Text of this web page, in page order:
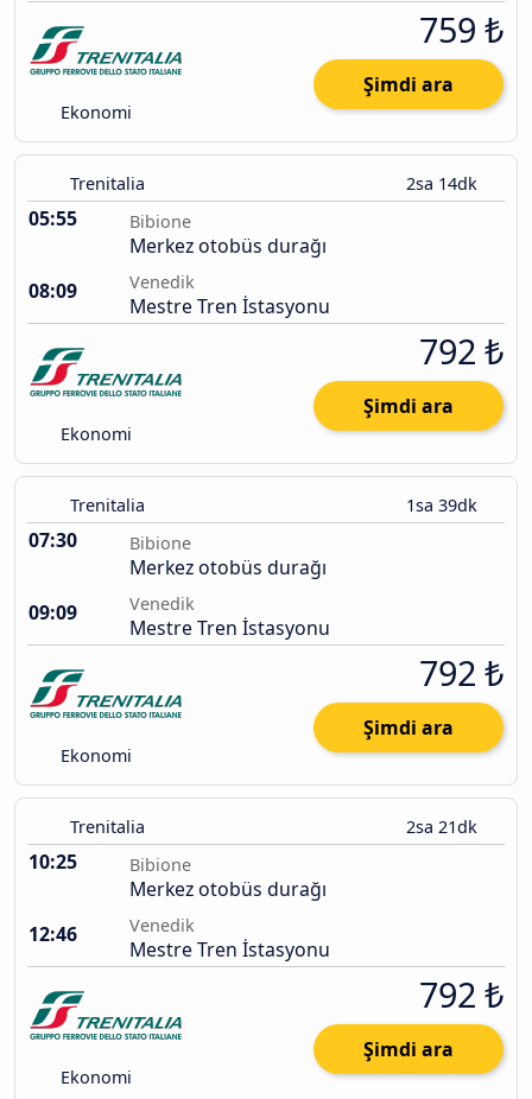
Ekonomi
759 ₺
Şimdi ara
Trenitalia 2sa 14dk
05:55 Bibione
Merkez otobüs durağı
08:09
Venedik
Mestre Tren İstasyonu
Ekonomi
792 ₺
Şimdi ara
Trenitalia 1sa 39dk
07:30 Bibione
Merkez otobüs durağı
09:09
Venedik
Mestre Tren İstasyonu
Ekonomi
792 ₺
Şimdi ara
Trenitalia 2sa 21dk
10:25 Bibione
Merkez otobüs durağı
12:46
Venedik
Mestre Tren İstasyonu
Ekonomi
792 ₺
Şimdi ara